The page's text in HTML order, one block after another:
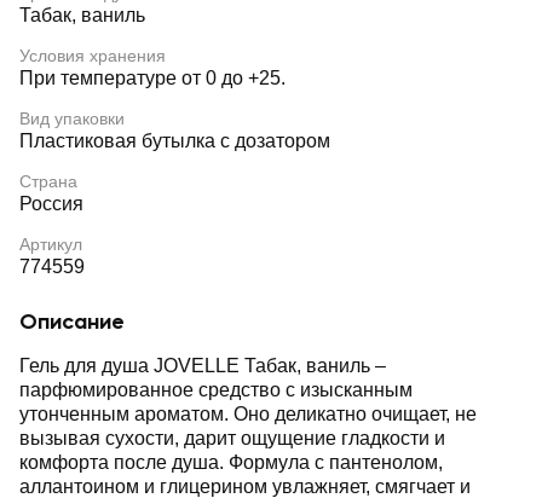
Табак, ваниль
Условия хранения
При температуре от 0 до +25.
Вид упаковки
Пластиковая бутылка с дозатором
Страна
Россия
Артикул
774559
Описание
Гель для душа JOVELLE Табак, ваниль –
парфюмированное средство с изысканным
утонченным ароматом. Оно деликатно очищает, не
вызывая сухости, дарит ощущение гладкости и
комфорта после душа. Формула с пантенолом,
аллантоином и глицерином увлажняет, смягчает и